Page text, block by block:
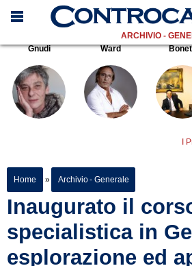
ARCHIVIO -
Gnudi
Ward
I
Home » Archivio - Generale
Inaugurato il
specialistica in
esplorazione ed